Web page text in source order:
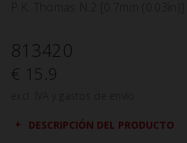
813420
€ 15.9
DESCRIPCIÓN DEL PRODUCTO